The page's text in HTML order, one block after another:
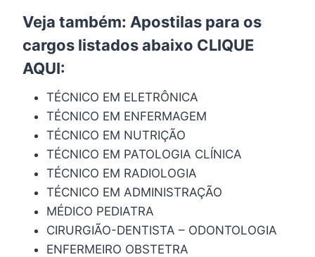
Veja também: Apostilas para os
cargos listados abaixo CLIQUE
AQUI:
TÉCNICO EM ELETRÔNICA
TÉCNICO EM ENFERMAGEM
TÉCNICO EM NUTRIÇÃO
TÉCNICO EM PATOLOGIA CLÍNICA
TÉCNICO EM RADIOLOGIA
TÉCNICO EM ADMINISTRAÇÃO
MÉDICO PEDIATRA
CIRURGIÃO-DENTISTA – ODONTOLOGIA
ENFERMEIRO OBSTETRA